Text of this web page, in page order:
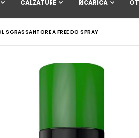
CALZATURE RICARICA
SGRASSANTORE A FREDDO SPRAY